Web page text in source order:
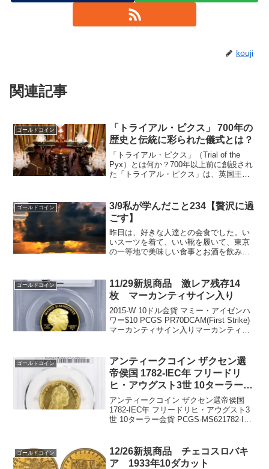
kouji
関連記事
ゴールドコイン
「トライアル・ピクス」 700年の
歴史と伝統に彩られた儀式とは？
「トライアル・ピクス」（Trial of the
Pyx）とは何か？700年以上前に創設され
た「トライアル・ピクス」は、英国王立
ることを目的とした、英国における歴史
的な...
ゴールドコイン
3/9私が学んだこと234【贅沢に過
ごす】
昨日は、好きな人達との会食でした。い
いスーツを着て、いい靴を履いて、東京
の一等地で美味しい食事とお酒を飲みな
※追伸これからは、今年の第二章のイベ
ントに向けて活動をするつ...
ゴールドコイン
11/29新規商品 激レア残存14
枚 マーカンティサイン入り
2015-W 10ドル金貨 マミー・アイゼンハ
ワー$10 PCGS PR70DCAM(First Strike)
マーカンティサイン入りマーカンティサ
同グレード54358...
ゴールドコイン
アンティークコイン ザクセン選
帝侯国 1782-IEC年 フリードリ
ヒ・アウグスト3世 10ターラー金
貨 PCGS-MS62
アンティークコイン ザクセン選帝侯国
1782-IEC年 フリードリヒ・アウグスト3
世 10ターラー金貨 PCGS-MS621782-IEC
プグレードです。重...
ゴールドコイン
12/26新規商品 チェコスロバキ
ア 1933年10ダカット